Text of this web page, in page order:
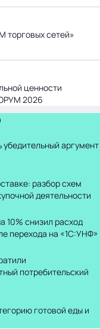
торговых сетей»
ценности
2026
убедительный аргумент
разбор схем
деятельности
10% снизил расход
перехода на «1С:УНФ»
потребительский
готовой еды и